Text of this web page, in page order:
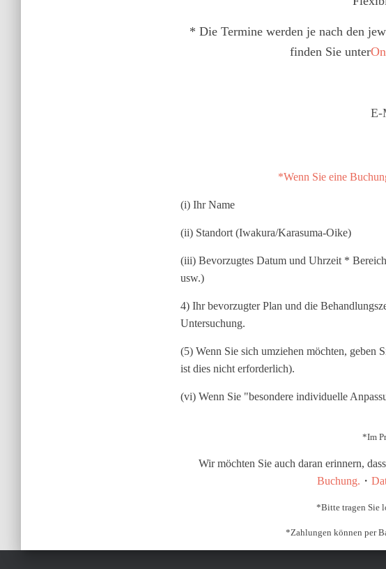
* Die Termine werden je nach den
finden Sie unter
E-
*Wenn Sie eine
(i) Ihr Name
(ii) Standort (Iwakura/Karasuma-Oike)
(iii) Bevorzugtes Datum und Uhrzeit *
usw.)
4) Ihr bevorzugter Plan und die
Untersuchung.
(5) Wenn Sie sich umziehen möchten, geben
ist dies nicht erforderlich).
(vi) Wenn Sie "besondere individuelle
*Im
Wir möchten Sie auch daran erinnern,
Buchung. ・
*Bitte tragen Sie
*Zahlungen können per